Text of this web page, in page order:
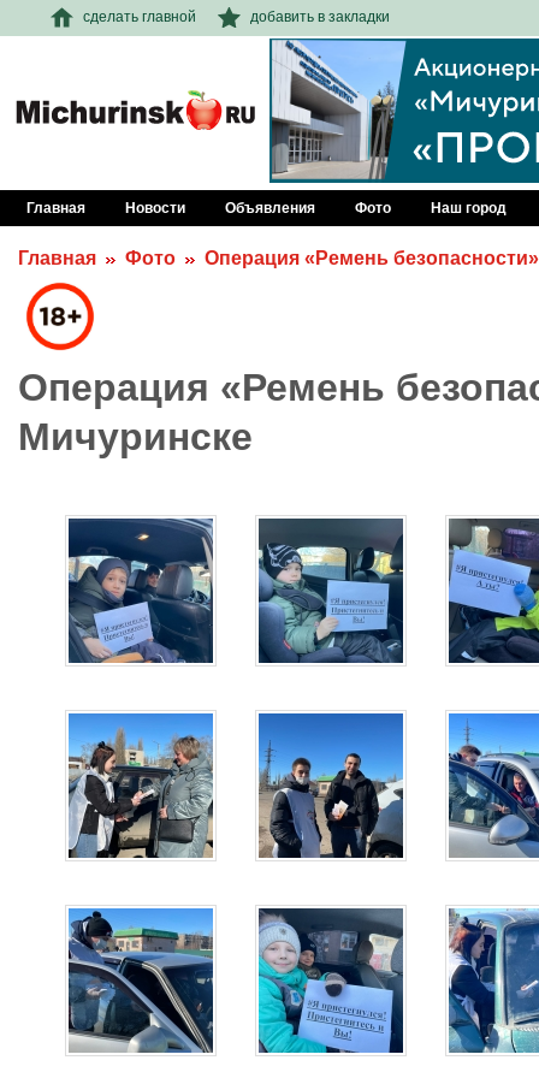
сделать главной добавить в закладки
Главная Новости Объявления Фото Наш город
Главная Фото Операция «Ремень
Операция «Ремень
Мичуринске